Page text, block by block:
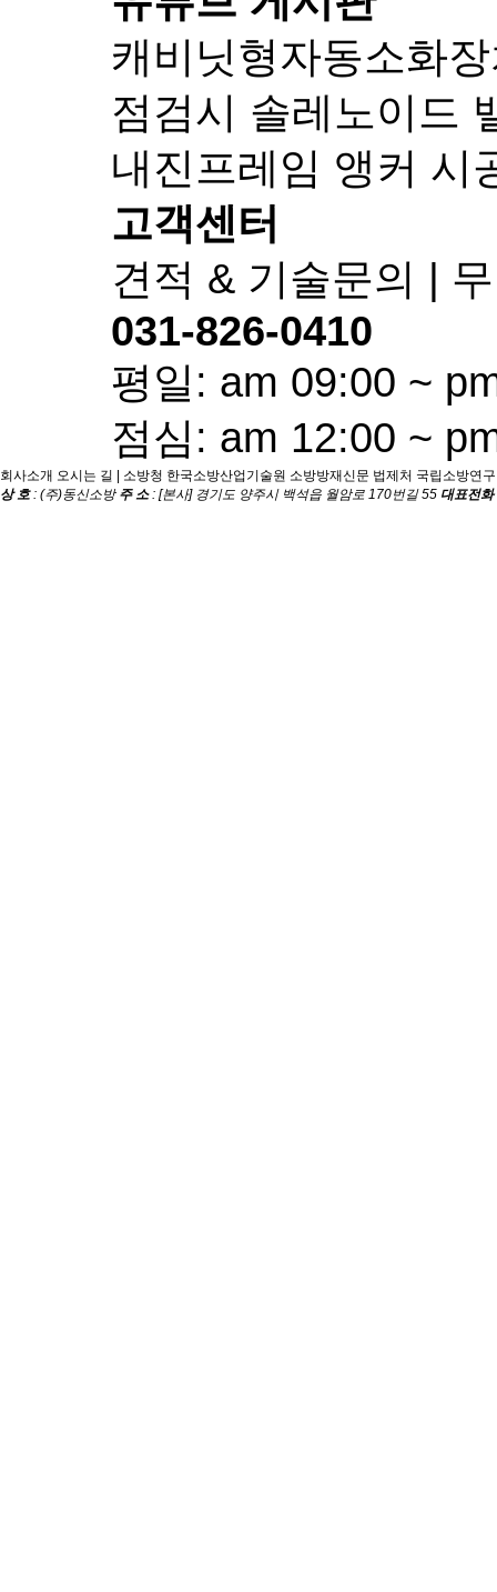
캐비닛형자동소화
점검시 솔레노이드
내진프레임 앵커 시
고객센터
견적 & 기술문의 |
031-826-0410
평일: am 09:00 ~
점심: am 12:00 ~
회사소개 오시는 길 소방청 한국소방산업기술원 소방방재신문 법제처 국립소방연
상 호: (주)동신소방 주 소: [본사] 경기도 양주시 백석읍 월암로 170번길 55 대표전화